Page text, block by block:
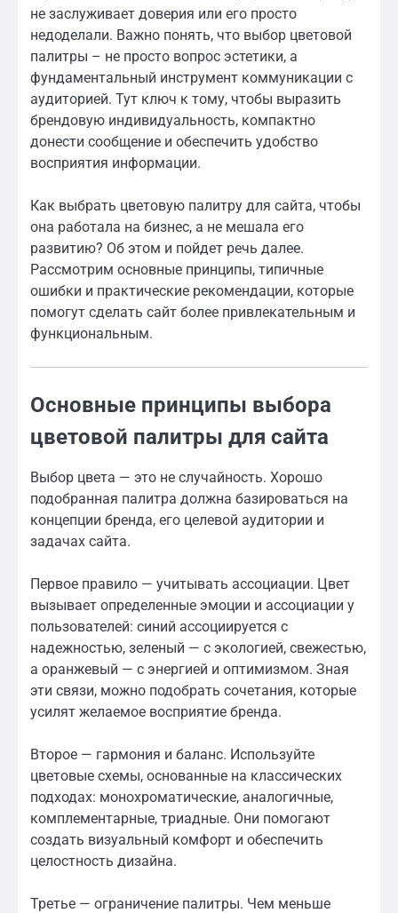
не заслуживает доверия или его просто
недоделали. Важно понять, что выбор цветовой
палитры – не просто вопрос эстетики, а
фундаментальный инструмент коммуникации с
аудиторией. Тут ключ к тому, чтобы выразить
брендовую индивидуальность, компактно
донести сообщение и обеспечить удобство
восприятия информации.
Как выбрать цветовую палитру для сайта, чтобы
она работала на бизнес, а не мешала его
развитию? Об этом и пойдет речь далее.
Рассмотрим основные принципы, типичные
ошибки и практические рекомендации, которые
помогут сделать сайт более привлекательным и
функциональным.
Основные принципы выбора
цветовой палитры для сайта
Выбор цвета — это не случайность. Хорошо
подобранная палитра должна базироваться на
концепции бренда, его целевой аудитории и
задачах сайта.
Первое правило — учитывать ассоциации. Цвет
вызывает определенные эмоции и ассоциации у
пользователей: синий ассоциируется с
надежностью, зеленый — с экологией, свежестью,
а оранжевый — с энергией и оптимизмом. Зная
эти связи, можно подобрать сочетания, которые
усилят желаемое восприятие бренда.
Второе — гармония и баланс. Используйте
цветовые схемы, основанные на классических
подходах: монохроматические, аналогичные,
комплементарные, триадные. Они помогают
создать визуальный комфорт и обеспечить
целостность дизайна.
Третье — ограничение палитры. Чем меньше